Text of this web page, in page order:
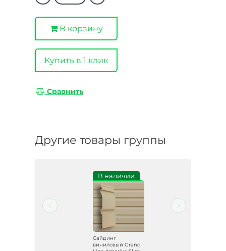
В корзину
Купить в 1 клик
Сравнить
Другие товары группы
В наличии
Сайдинг
виниловый Grand